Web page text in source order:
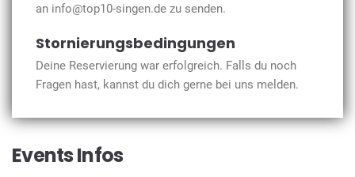
an info@top10-singen.de zu senden.
Stornierungsbedingungen
Deine Reservierung war erfolgreich. Falls du noch
Fragen hast, kannst du dich gerne bei uns melden.
Events Infos